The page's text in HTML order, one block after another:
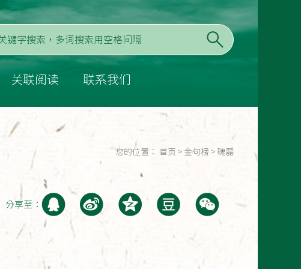
关联阅读 联系我们
您的位置： 首页 > 金句榜 > 磈磊
分享至：